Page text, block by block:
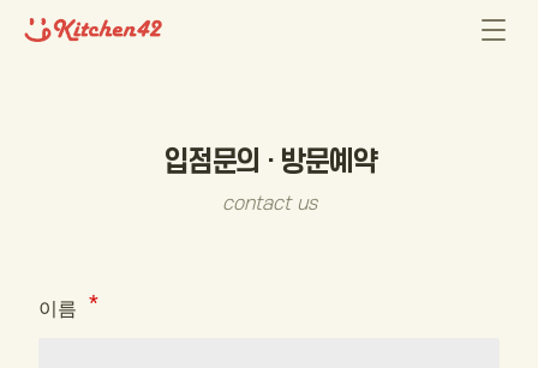
입점문의 · 방문예약
contact us
이름